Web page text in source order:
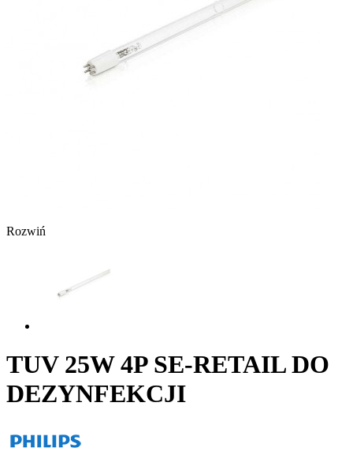
Rozwiń
TUV 25W 4P SE-RETAIL DO
DEZYNFEKCJI